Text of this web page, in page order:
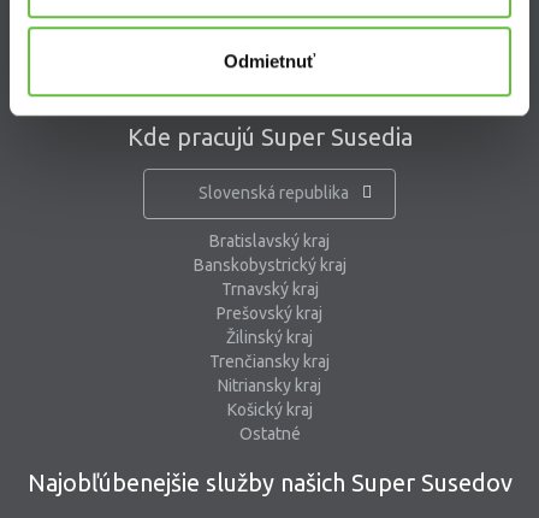
Odmietnuť
pomoc@supersused.sk
Kde pracujú Super Susedia
Slovenská republika
Bratislavský kraj
Banskobystrický kraj
Trnavský kraj
Prešovský kraj
Žilinský kraj
Trenčiansky kraj
Nitriansky kraj
Košický kraj
Ostatné
Najobľúbenejšie služby našich Super Susedov